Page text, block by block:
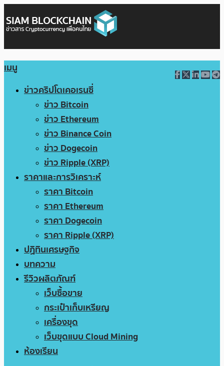
เมนู
ข่าวคริปโตเคอเรนซี่
ข่าว Bitcoin
ข่าว Ethereum
ข่าว Binance Coin
ข่าว Dogecoin
ข่าว Ripple (XRP)
ราคาและการวิเคราะห์
ราคา Bitcoin
ราคา Ethereum
ราคา Dogecoin
ราคา Ripple (XRP)
ปฏิทินเศรษฐกิจ
บทความ
รีวิวผลิตภัณฑ์
เว็บซื้อขาย
กระเป๋าเก็บเหรียญ
เครื่องขุด
เว็บขุดแบบ Cloud Mining
ห้องเรียน